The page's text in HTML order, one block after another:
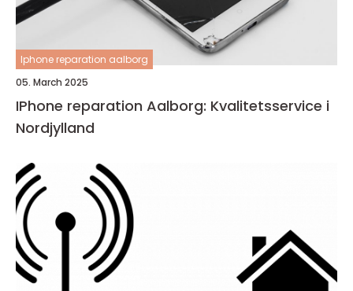
Iphone reparation aalborg
05. March 2025
IPhone reparation Aalborg: Kvalitetsservice i
Nordjylland